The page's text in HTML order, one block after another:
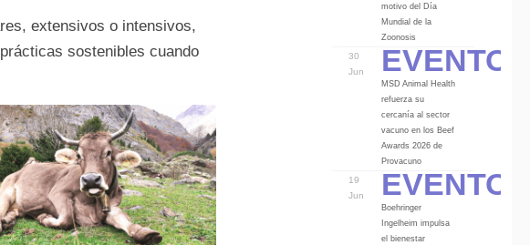
extensivos o intensivos,
sostenibles cuando
motivo del Día
Mundial de la
Zoonosis
30
Jun
Eventos
MSD Animal Health
refuerza su
cercanía al sector
vacuno en los Beef
Awards 2026 de
Provacuno
19
Jun
Eventos
Boehringer
Ingelheim impulsa
el bienestar